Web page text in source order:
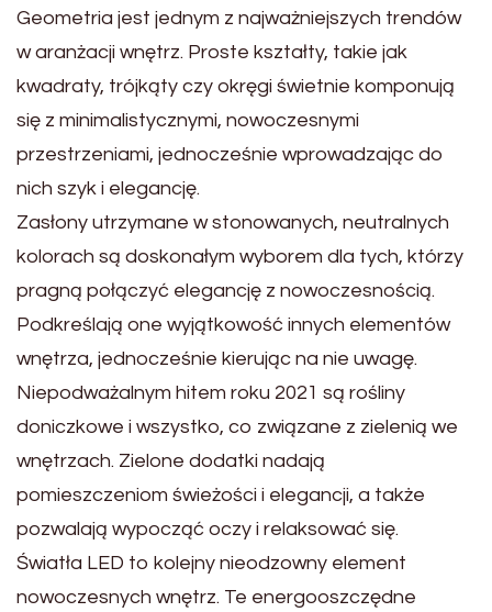
Geometria jest jednym z najważniejszych trendów
w aranżacji wnętrz. Proste kształty, takie jak
kwadraty, trójkąty czy okręgi świetnie komponują
się z minimalistycznymi, nowoczesnymi
przestrzeniami, jednocześnie wprowadzając do
nich szyk i elegancję.
Zasłony utrzymane w stonowanych, neutralnych
kolorach są doskonałym wyborem dla tych, którzy
pragną połączyć elegancję z nowoczesnością.
Podkreślają one wyjątkowość innych elementów
wnętrza, jednocześnie kierując na nie uwagę.
Niepodważalnym hitem roku 2021 są rośliny
doniczkowe i wszystko, co związane z zielenią we
wnętrzach. Zielone dodatki nadają
pomieszczeniom świeżości i elegancji, a także
pozwalają wypocząć oczy i relaksować się.
Światła LED to kolejny nieodzowny element
nowoczesnych wnętrz. Te energooszczędne